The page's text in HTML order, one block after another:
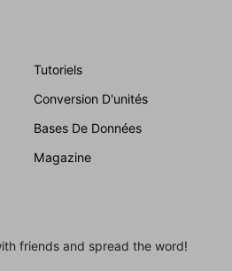
Tutoriels
Conversion D'unités
Bases De Données
Magazine
friends and spread the word!